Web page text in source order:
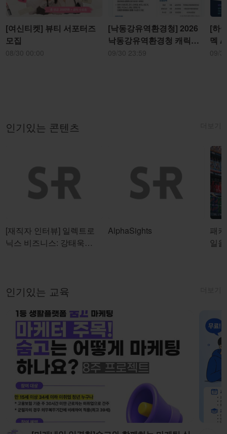
[여신티켓] 뷰티 서포터즈
모집
08/30 00:00
[낙동강유역환경청] 2026
낙동강유역환경청 캐릭터
디자인 공모전 공모전
09/30 23:59
[하
멕
전
09/
인기있는 콘텐츠
[재직자 인터뷰] 일렉트로
닉스 비즈니스: 강태욱님
AlphaSights
패
일
인기있는 교육